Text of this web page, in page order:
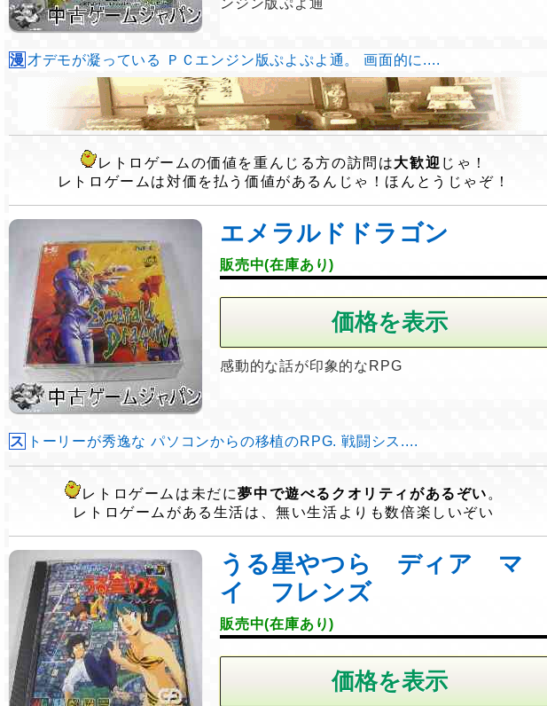
ンジン版ぷよ通
漫才デモが凝っている ＰＣエンジン版ぷよぷよ通。 画面的に....
レトロゲームの価値を重んじる方の訪問は大歓迎 じゃ！
レトロゲームは対価を払う価値があるんじゃ！ほんとうじゃぞ！
エメラルドドラゴン
販売中(在庫あり)
感動的な話が印象的なRPG
ストーリーが秀逸な パソコンからの移植のRPG. 戦闘シス....
レトロゲームは未だに夢中で遊べるクオリティがあるぞい 。
レトロゲームがある生活は、無い生活よりも数倍楽しいぞい
うる星やつら ディア マ
イ フレンズ
販売中(在庫あり)